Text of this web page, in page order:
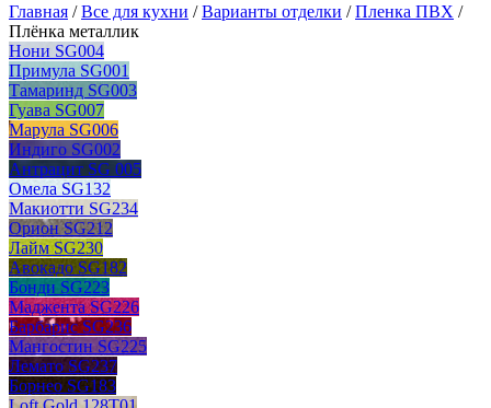
Главная /Все для кухни /Варианты отделки /Пленка ПВХ /
Плёнка металлик
Нони SG004
Примула SG001
Тамаринд SG003
Гуава SG007
Марула SG006
Индиго SG002
Антрацит SG 005
Омела SG132
Макиотти SG234
Орион SG212
Лайм SG230
Авокадо SG182
Бонди SG223
Маджента SG226
Барбарис SG236
Мангостин SG225
Лемато SG237
Борнео SG183